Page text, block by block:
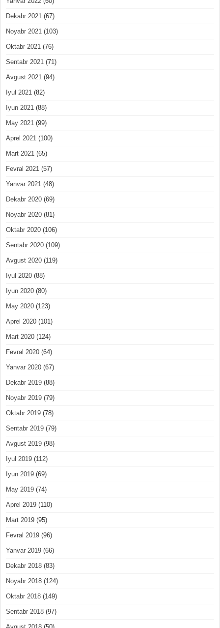
Dekabr 2021 (67)
Noyabr 2021 (103)
Oktabr 2021 (76)
Sentabr 2021 (71)
Avgust 2021 (94)
Iyul 2021 (82)
Iyun 2021 (88)
May 2021 (99)
Aprel 2021 (100)
Mart 2021 (65)
Fevral 2021 (57)
Yanvar 2021 (48)
Dekabr 2020 (69)
Noyabr 2020 (81)
Oktabr 2020 (106)
Sentabr 2020 (109)
Avgust 2020 (119)
Iyul 2020 (88)
Iyun 2020 (80)
May 2020 (123)
Aprel 2020 (101)
Mart 2020 (124)
Fevral 2020 (64)
Yanvar 2020 (67)
Dekabr 2019 (88)
Noyabr 2019 (79)
Oktabr 2019 (78)
Sentabr 2019 (79)
Avgust 2019 (98)
Iyul 2019 (112)
Iyun 2019 (69)
May 2019 (74)
Aprel 2019 (110)
Mart 2019 (95)
Fevral 2019 (96)
Yanvar 2019 (66)
Dekabr 2018 (83)
Noyabr 2018 (124)
Oktabr 2018 (149)
Sentabr 2018 (97)